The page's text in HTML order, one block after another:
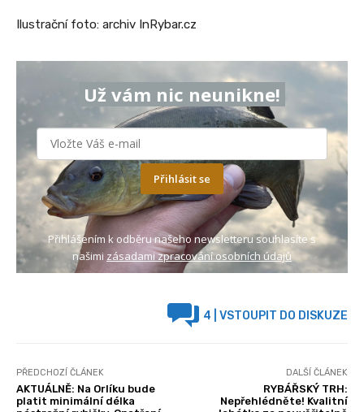
Ilustrační foto: archiv InRybar.cz
Už vám nic neunikne!
Přihlásit se
Přihlášením k odběru našeho newsletteru souhlasíte s
našimi zásadami zpracování osobních údajů
4 | VSTOUPIT DO DISKUZE
PŘEDCHOZÍ ČLÁNEK
AKTUÁLNĚ: Na Orlíku bude
platit minimální délka
DALŠÍ ČLÁNEK
RYBÁŘSKÝ TRH:
Nepřehlédněte! Kvalitní